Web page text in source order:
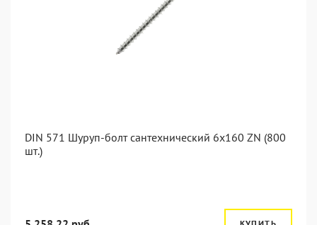
DIN 571 Шуруп-болт сантехнический 6x160 ZN (800
шт.)